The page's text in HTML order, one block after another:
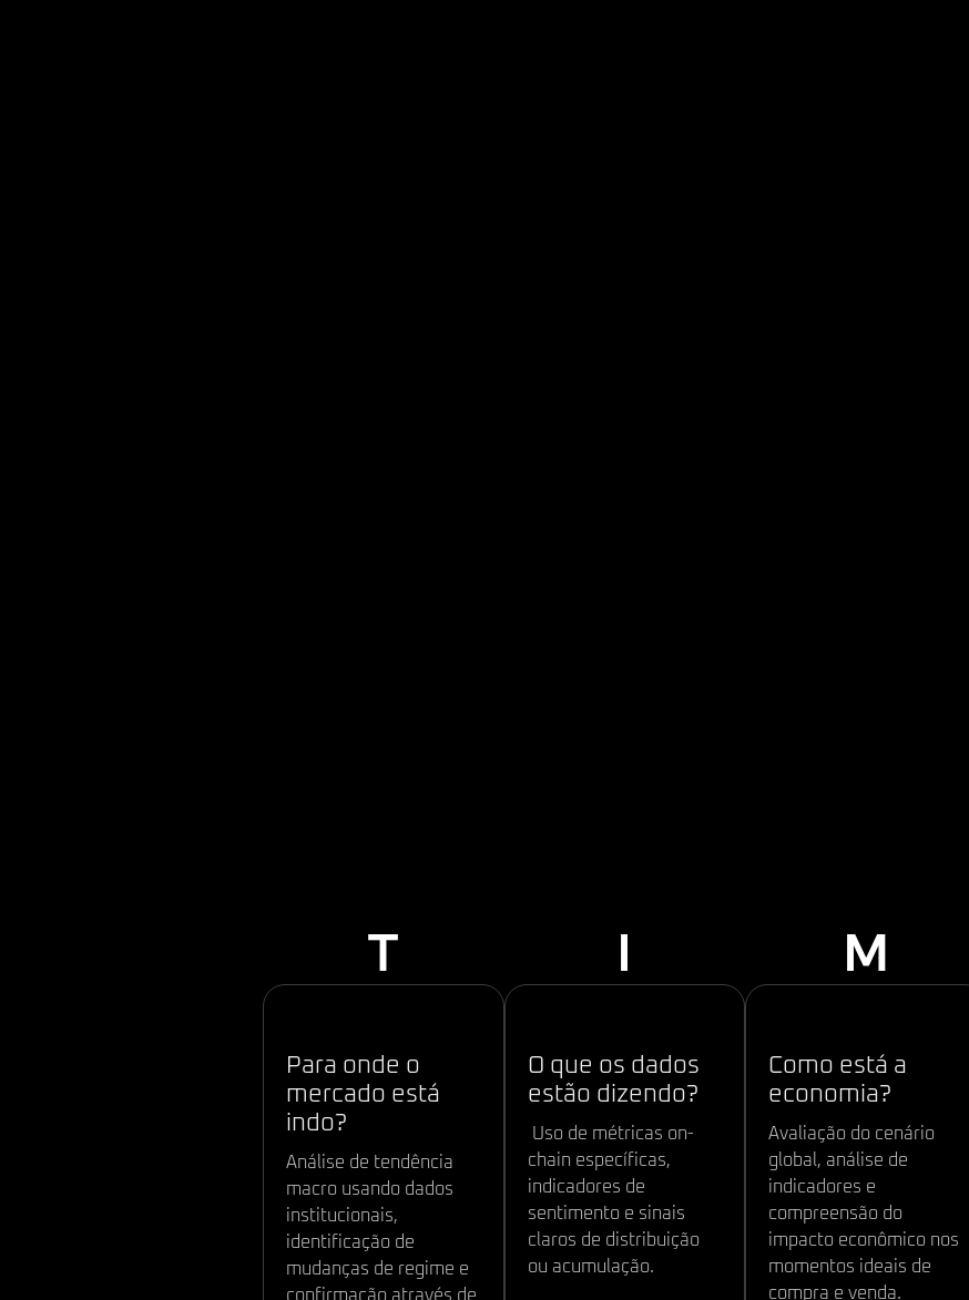
T
Para onde o
mercado está
indo?
Análise de tendência
macro usando dados
institucionais,
identificação de
mudanças de regime e
confirmação através de
O que os dados
estão dizendo?
Uso de métricas on-
chain específicas,
indicadores de
sentimento e sinais
claros de distribuição
ou acumulação.
M
Como está a
economia?
Avaliação do cenário
global, análise de
indicadores e
compreensão do
impacto econômico nos
momentos ideais de
compra e venda.